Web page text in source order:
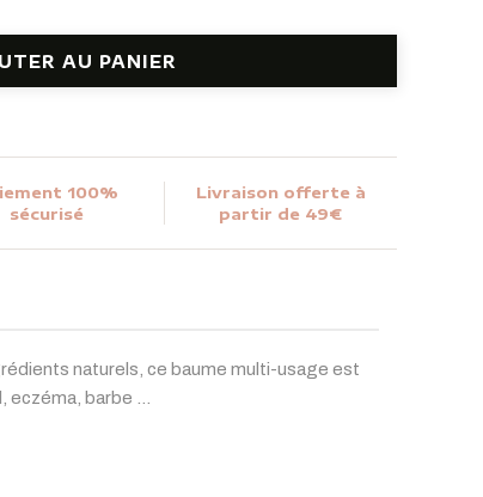
AU PANIER
100%
sécurisé
Livraison offerte à
partir de 49€
naturels, ce baume multi-usage est
eczéma, barbe …